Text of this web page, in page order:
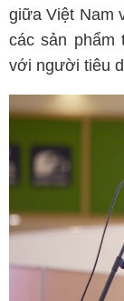
giữa Việt Nam
các sản phẩm
với người tiêu